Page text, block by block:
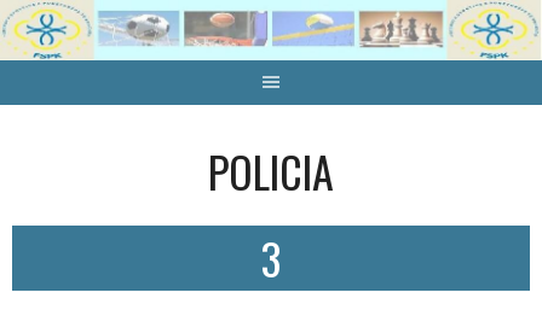
Skip
to
POLICIA
3